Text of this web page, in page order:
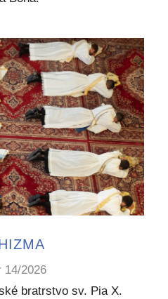
14/2026
bratrstvo sv. Pia X.